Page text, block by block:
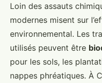
Loin des assauts
modernes misent sur
environnemental. Les
utilisés peuvent être
pour les sols, les
nappes phréatiques. À